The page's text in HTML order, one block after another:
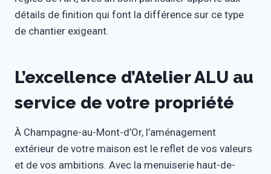
détails de finition qui font la différence sur ce type
de chantier exigeant.
L’excellence d’Atelier ALU au
service de votre propriété
À Champagne-au-Mont-d’Or, l’aménagement
extérieur de votre maison est le reflet de vos valeurs
et de vos ambitions. Avec la menuiserie haut-de-